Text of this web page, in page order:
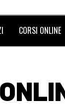
CORSI ONLINE